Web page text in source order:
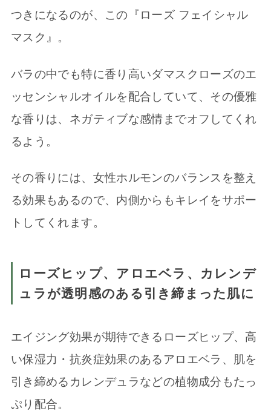
つきになるのが、この『ローズ フェイシャル
マスク』。
バラの中でも特に香り高いダマスクローズのエ
ッセンシャルオイルを配合していて、その優雅
な香りは、ネガティブな感情までオフしてくれ
るよう。
その香りには、女性ホルモンのバランスを整え
る効果もあるので、内側からもキレイをサポー
トしてくれます。
ローズヒップ、アロエベラ、カレンデ
ュラが透明感のある引き締まった肌に
エイジング効果が期待できるローズヒップ、高
い保湿力・抗炎症効果のあるアロエベラ、肌を
引き締めるカレンデュラなどの植物成分もたっ
ぷり配合。